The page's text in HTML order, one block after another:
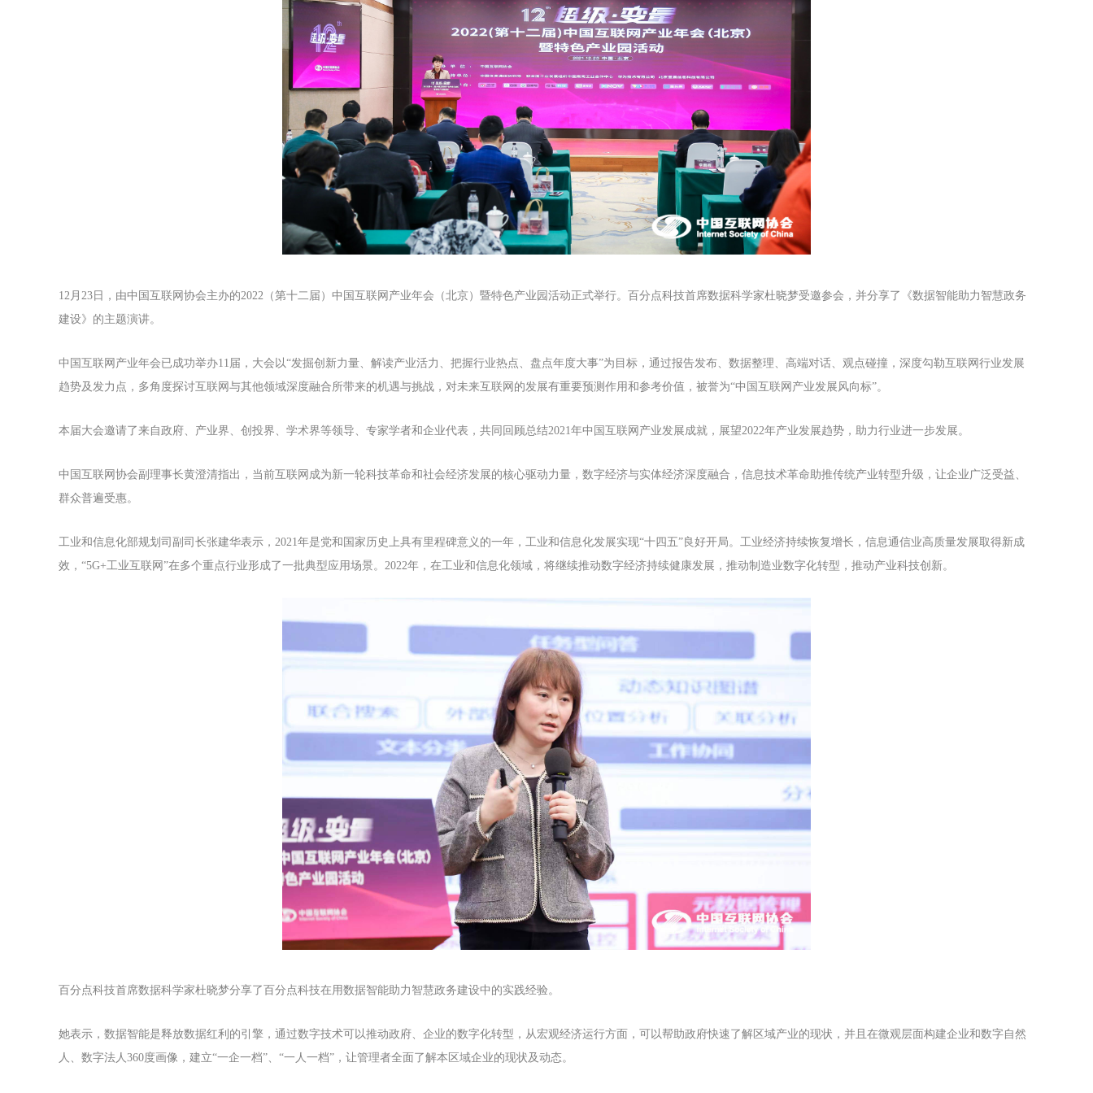
12月23日，由中国互联网协会主办的2022（第十二届）中国互联网产业年会（北京）暨特色产业园活动正式举行。百分点科技首席数据科学家杜晓梦受邀参会，并分享了《数据智能助力智慧政务
建设》的主题演讲。
中国互联网产业年会已成功举办11届，大会以“发掘创新力量、解读产业活力、把握行业热点、盘点年度大事”为目标，通过报告发布、数据整理、高端对话、观点碰撞，深度勾勒互联网行业发展
趋势及发力点，多角度探讨互联网与其他领域深度融合所带来的机遇与挑战，对未来互联网的发展有重要预测作用和参考价值，被誉为“中国互联网产业发展风向标”。
本届大会邀请了来自政府、产业界、创投界、学术界等领导、专家学者和企业代表，共同回顾总结2021年中国互联网产业发展成就，展望2022年产业发展趋势，助力行业进一步发展。
中国互联网协会副理事长黄澄清指出，当前互联网成为新一轮科技革命和社会经济发展的核心驱动力量，数字经济与实体经济深度融合，信息技术革命助推传统产业转型升级，让企业广泛受益、
群众普遍受惠。
工业和信息化部规划司副司长张建华表示，2021年是党和国家历史上具有里程碑意义的一年，工业和信息化发展实现“十四五”良好开局。工业经济持续恢复增长，信息通信业高质量发展取得新成
效，“5G+工业互联网”在多个重点行业形成了一批典型应用场景。2022年，在工业和信息化领域，将继续推动数字经济持续健康发展，推动制造业数字化转型，推动产业科技创新。
百 分点科技首席数据科学家杜晓梦分享了百分点科技在用数据智能助力智慧政务建设中的实践经验。
她表示，数据智能是释放数据红利的引擎，通过数字技术可以推动政府、企业的数字化转型，从宏观经济运行方面，可以帮助政府快速了解区域产业的现状，并且在微观层面构建企业和数字自然
人、数字法人360度画像，建立“一企一档”、“一人一档”，让管理者全面了解本区域企业的现状及动态。